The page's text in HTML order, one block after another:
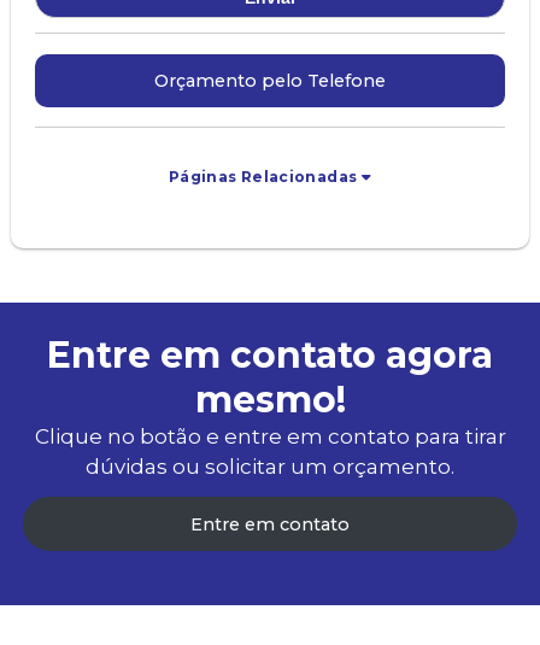
Orçamento pelo Telefone
Páginas Relacionadas
Entre em contato agora
mesmo!
Clique no botão e entre em contato para tirar
dúvidas ou solicitar um orçamento.
Entre em contato